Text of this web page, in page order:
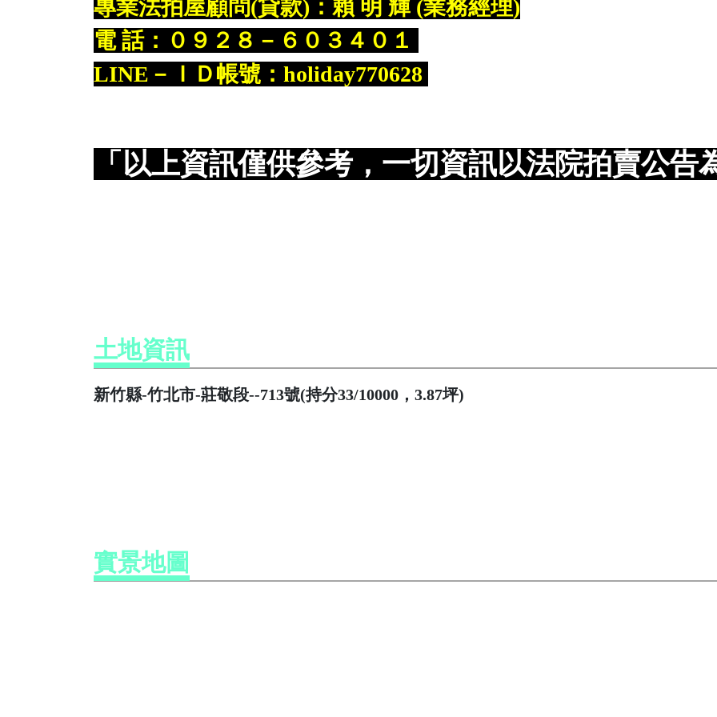
專業法拍屋顧問(貸款)：賴 明 輝 (業務經理)
電 話：０９２８－６０３４０１
LINE－ＩＤ帳號：holiday770628
「以上資訊僅供參考，一切資訊以法院拍賣公告
土地資訊
新竹縣-竹北市-莊敬段--713號(持分33/10000，3.87坪)
實景地圖